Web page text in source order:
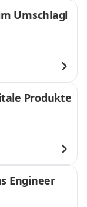
Umschlagl
Produkte
Engineer